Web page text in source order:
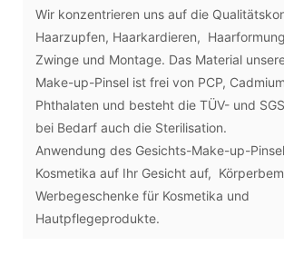
Wir konzentrieren uns auf die
Haarzupfen, Haarkardieren,
Zwinge und Montage. Das Material
Make-up-Pinsel ist frei von PCP,
Phthalaten und besteht die TÜV- und
bei Bedarf auch die Sterilisation.
Anwendung des Gesichts-Make-up-
Kosmetika auf Ihr Gesicht auf,
Werbegeschenke für Kosmetika und
Hautpflegeprodukte.